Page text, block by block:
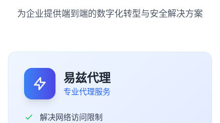
为企业提供端到端的数字化转型与安全解决方案
易兹代理
专业代理服务
解决网络访问限制